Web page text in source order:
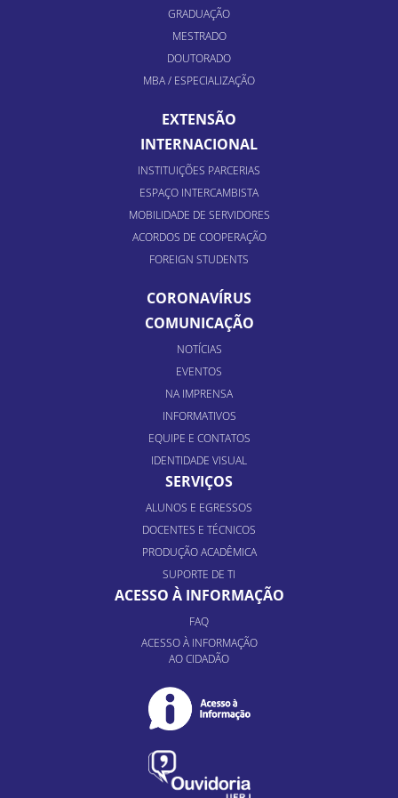
GRADUAÇÃO
MESTRADO
DOUTORADO
MBA / ESPECIALIZAÇÃO
EXTENSÃO
INTERNACIONAL
INSTITUIÇÕES PARCERIAS
ESPAÇO INTERCAMBISTA
MOBILIDADE DE SERVIDORES
ACORDOS DE COOPERAÇÃO
FOREIGN STUDENTS
CORONAVÍRUS
COMUNICAÇÃO
NOTÍCIAS
EVENTOS
NA IMPRENSA
INFORMATIVOS
EQUIPE E CONTATOS
IDENTIDADE VISUAL
SERVIÇOS
ALUNOS E EGRESSOS
DOCENTES E TÉCNICOS
PRODUÇÃO ACADÊMICA
SUPORTE DE TI
ACESSO À INFORMAÇÃO
FAQ
ACESSO À INFORMAÇÃO
AO CIDADÃO